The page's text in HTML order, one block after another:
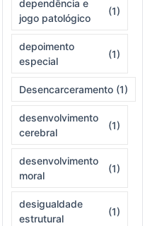
dependência e
jogo patológico
(1)
depoimento
especial
(1)
Desencarceramento (1)
desenvolvimento
cerebral
(1)
desenvolvimento
moral
(1)
desigualdade
estrutural
(1)